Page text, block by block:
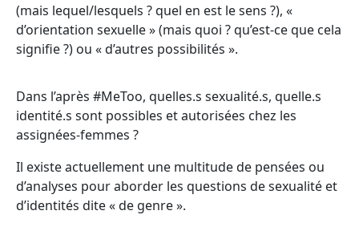
(mais lequel/lesquels ? quel en est le sens ?), «
d’orientation sexuelle » (mais quoi ? qu’est-ce que cela
signifie ?) ou « d’autres possibilités ».
Dans l’après #MeToo, quelles.s sexualité.s, quelle.s
identité.s sont possibles et autorisées chez les
assignées-femmes ?
Il existe actuellement une multitude de pensées ou
d’analyses pour aborder les questions de sexualité et
d’identités dite « de genre ».